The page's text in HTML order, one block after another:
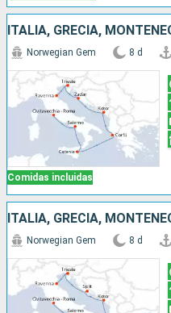
ITALIA, GRECIA,
Comidas incluidas
Norwegian Gem 8 d
ITALIA, GRECIA,
Norwegian Gem 8 d